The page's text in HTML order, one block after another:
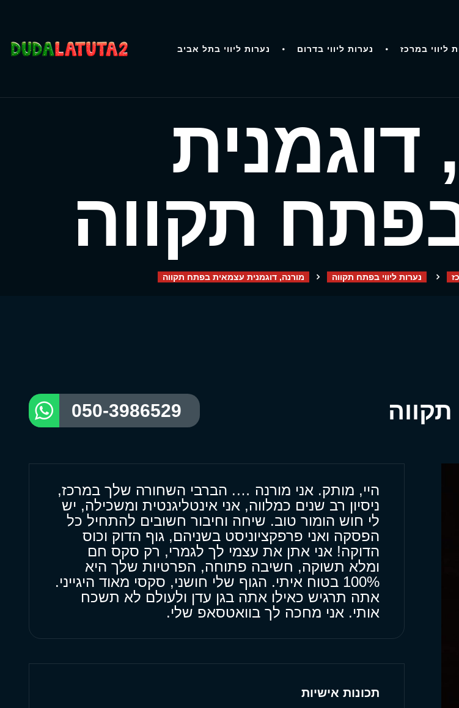
נערות ליווי בתל אביב נערות ליווי בדרום ליווי במרכז
דוגמנית
תקווה
נערות ליווי בפתח תקווה מורנה, דוגמנית עצמאית בפתח תקווה
050-3986529
היי, מותק. אני מורנה …. הברבי השחורה שלך במרכז,
ניסיון רב שנים כמלווה, אני אינטליגנטית ומשכילה, יש
לי חוש הומור טוב. שיחה וחיבור חשובים להתחיל כל
הפסקה ואני פרפקציוניסט בשניהם, גוף הדוק וכוס
הדוקה! אני אתן את עצמי לך לגמרי, רק סקס חם
ומלא תשוקה, חשיבה פתוחה, הפרטיות שלך היא
100% בטוח איתי. הגוף שלי חושני, סקסי מאוד היגייני.
אתה תרגיש כאילו אתה בגן עדן ולעולם לא תשכח
אותי. אני מחכה לך בוואטסאפ שלי.
תכונות אישיות